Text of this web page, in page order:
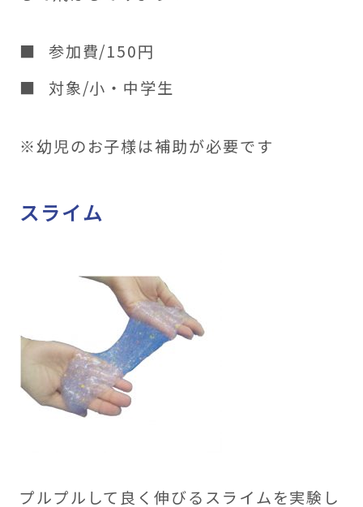
参加費/150円
対象/小・中学生
※幼児のお子様は補助が必要です
スライム
プルプルして良く伸びるスライムを実験し